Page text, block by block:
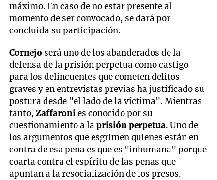
máximo. En caso de no estar presente al
momento de ser convocado, se dará por
concluida su participación.
Cornejo será uno de los abanderados de la
defensa de la prisión perpetua como castigo
para los delincuentes que cometen delitos
graves y en entrevistas previas ha justificado su
postura desde "el lado de la víctima". Mientras
tanto,Zaffaronies conocido por su
cuestionamiento a laprisión perpetua. Uno de
los argumentos que esgrimen quienes están en
contra de esa pena es que es "inhumana" porque
coarta contra el espíritu de las penas que
apuntan a la resocialización de los presos.